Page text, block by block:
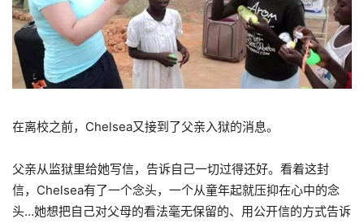
在离校之前，Chelsea又接到了父亲入狱的消息。
父亲从监狱里给她写信，告诉自己一切过得还好。看着这封
信，Chelsea有了一个念头，一个从童年起就压抑在心中的念
头…她想把自己对父母的看法毫无保留的、用公开信的方式告诉